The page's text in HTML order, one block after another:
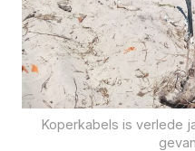
Koperkabels is verlede